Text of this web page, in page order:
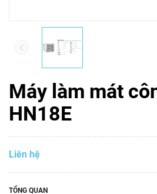
Máy làm mát
HN18E
Liên hệ
TỔNG QUAN